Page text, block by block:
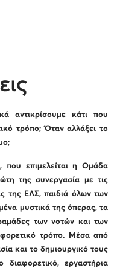
αντικρίσουμε κάτι που
τρόπο; Όταν αλλάξει το
επιμελείται η Ομάδα
της συνεργασία με τις
της ΕΛΣ, παιδιά όλων των
μυστικά της όπερας, τα
των νοτών και των
τρόπο. Μέσα από
και το δημιουργικό τους
εργαστήρια